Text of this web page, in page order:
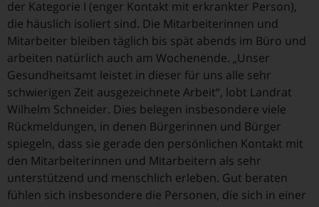
der Kategorie I (enger Kontakt mit erkrankter Person),
die häuslich isoliert sind. Die Mitarbeiterinnen und
Mitarbeiter bleiben täglich bis spät abends im Büro und
arbeiten natürlich auch am Wochenende. „Unser
Gesundheitsamt leistet in dieser für uns alle sehr
schwierigen Zeit ausgezeichnete Arbeit“, lobt Landrat
Wilhelm Schneider. Dies belegen insbesondere viele
Rückmeldungen, in denen Bürgerinnen und Bürger
spiegeln, dass sie gerade den persönlichen Kontakt mit
den Mitarbeiterinnen und Mitarbeitern als sehr
unterstützend und menschlich erleben. Gut beraten
fühlen sich insbesondere die Personen, die sich in einer